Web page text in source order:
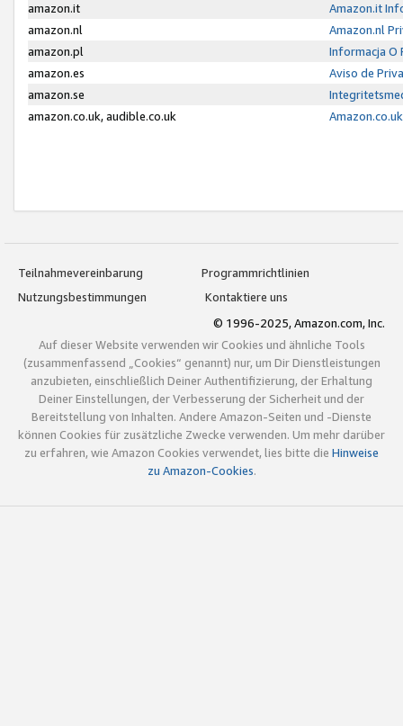
amazon.it
Amazon.it
amazon.nl
Amazon.nl
amazon.pl
Informacja O
amazon.es
Aviso de
amazon.se
amazon.co.uk, audible.co.uk
Teilnahmevereinbarung
Programmrichtlinien
Nutzungsbestimmungen
Kontaktiere uns
© 1996-2025, Amazon.com, Inc.
Auf dieser Website verwenden wir Cookies und ähnliche Tools
(zusammenfassend „Cookies“ genannt) nur, um Dir Dienstleistungen
anzubieten, einschließlich Deiner Authentifizierung, der Erhaltung
Deiner Einstellungen, der Verbesserung der Sicherheit und der
Bereitstellung von Inhalten. Andere Amazon-Seiten und -Dienste
können Cookies für zusätzliche Zwecke verwenden. Um mehr darüber
zu erfahren, wie Amazon Cookies verwendet, lies bitte die Hinweise
zu Amazon-Cookies.